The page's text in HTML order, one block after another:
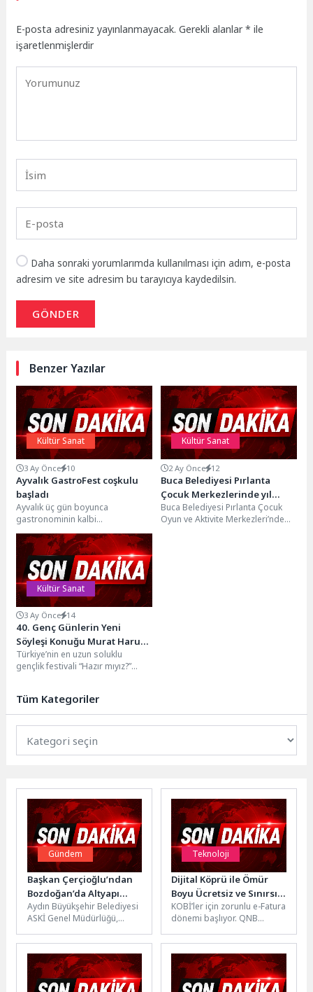
E-posta adresiniz yayınlanmayacak. Gerekli alanlar* ile
işaretlenmişlerdir
Daha sonraki yorumlarımda kullanılması için adım, e-posta
adresim ve site adresim bu tarayıcıya kaydedilsin.
GÖNDER
Benzer Yazılar
Kültür Sanat
3 Ay Önce 10
Ayvalık GastroFest coşkulu
başladı
Ayvalık üç gün boyunca
gastronominin kalbi
olacakTürkiye’nin önemli
gastronomi destinasyonları
arasında gösterilen Ayvalık’ta bu
yıl...
Kültür Sanat
2 Ay Önce 12
Buca Belediyesi Pırlanta
Çocuk Merkezlerinde yıl
sonu heyecanı
Buca Belediyesi Pırlanta Çocuk
Oyun ve Aktivite Merkezleri’nde
Kültür Sanat
3 Ay Önce 14
40. Genç Günlerin Yeni
Söyleşi Konuğu Murat Harun
Öngören’di
Türkiye’nin en uzun soluklu
gençlik festivali “Hazır mıyız?”
Tüm Kategoriler
Gündem
Başkan Çerçioğlu’ndan
Bozdoğan’da Altyapı
Yatırımı
Aydın Büyükşehir Belediyesi
ASKİ Genel Müdürlüğü,
Mahallesi’nde içme suyu
altyapısını daha da...
Teknoloji
Dijital Köprü ile Ömür
Boyu Ücretsiz ve Sınırsız
E-Fatura
KOBİ’ler için zorunlu e-Fatura
dönemi başlıyor. QNB
çözümleri ile Dijital Köprü,
KOBİ’ler için...